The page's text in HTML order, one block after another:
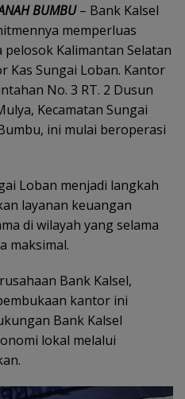
BUMBU– Bank Kalsel
memperluas
Kalimantan Selatan
Kas Sungai Loban. Kantor
No. 3 RT. 2 Dusun
Kecamatan Sungai
ini mulai beroperasi
Loban menjadi langkah
layanan keuangan
di wilayah yang selama
maksimal.
Bank Kalsel,
kantor ini
Bank Kalsel
lokal melalui